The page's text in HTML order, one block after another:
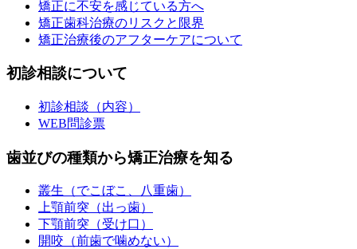
矯正に不安を感じている方へ
矯正歯科治療のリスクと限界
矯正治療後のアフターケアについて
初診相談について
初診相談（内容）
WEB問診票
歯並びの種類から矯正治療を知る
叢生（でこぼこ、八重歯）
上顎前突（出っ歯）
下顎前突（受け口）
開咬（前歯で噛めない）